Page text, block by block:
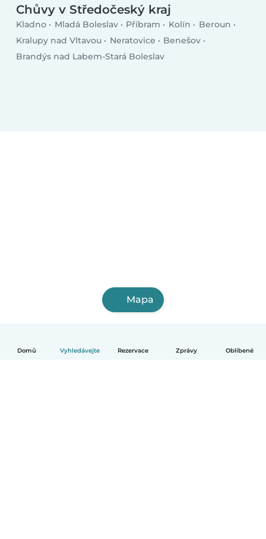
Domů Vyhledávejte Rezervace Zprávy Oblíbené
Chůvy v Středočeský kraj
Kladno Mladá Boleslav Příbram Kolín
Beroun
Kralupy nad Vltavou
Neratovice
Benešov
Brandýs nad Labem-Stará Boleslav
Mapa